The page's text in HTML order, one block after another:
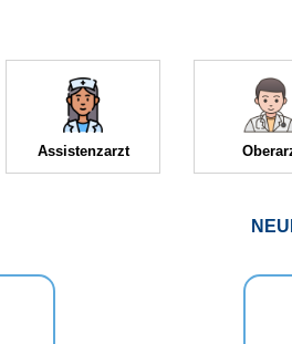
Assistenzarzt